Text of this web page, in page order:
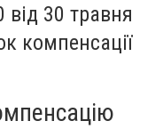
30 травня
компенсації